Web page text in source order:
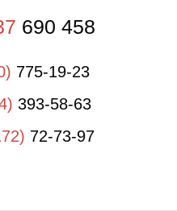
690 458
775-19-23
393-58-63
72-73-97